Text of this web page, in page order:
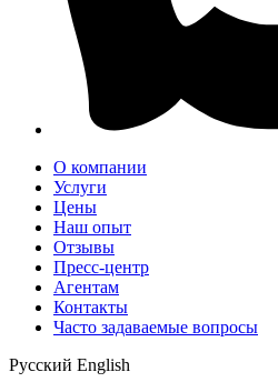
О компании
Услуги
Цены
Наш опыт
Отзывы
Пресс-центр
Агентам
Контакты
Часто задаваемые вопросы
Русский English